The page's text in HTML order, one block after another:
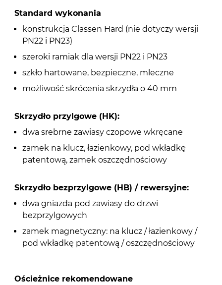
Standard wykonania
konstrukcja Classen Hard (nie dotyczy wersji
PN22 i PN23)
szeroki ramiak dla wersji PN22 i PN23
szkło hartowane, bezpieczne, mleczne
możliwość skrócenia skrzydła o 40 mm
Skrzydło przylgowe (HK):
dwa srebrne zawiasy czopowe wkręcane
zamek na klucz, łazienkowy, pod wkładkę
patentową, zamek oszczędnościowy
Skrzydło bezprzylgowe (HB) / rewersyjne:
dwa gniazda pod zawiasy do drzwi
bezprzylgowych
zamek magnetyczny: na klucz / łazienkowy /
pod wkładkę patentową / oszczędnościowy
Ościeżnice rekomendowane